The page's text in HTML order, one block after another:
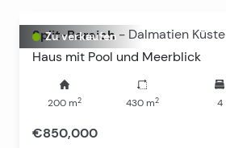
Zu verkaufen
Split-Bereich - Dalmatien Küste
Haus mit Pool und Meerblick
200 m2 430m2 4
€850,000